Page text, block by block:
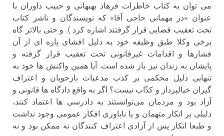
می توان به کتاب خاطرات فرهاد بهبهانی و حبیب داوران با
عنوان «در مهمانی حاجی آقا» که نویسندگان و ناشر کتاب
تحت تعقیب قضایی قرار گرفتند اشاره کرد ). و حتی بالاتر گاه
برخی وکلا طبق وظیفه خود به دلیل افشای پاره ای از آن
فشارها و اقدامات غیرقانونی تحت تعقیب قرار گرفته و
پایشان به زندان نیز باز شده است. آیا همین واکنش ها خود به
تنهایی دلیل محکمی بر کذب مدعیات بازجویان و اعتراف
گیران خیالپرداز و کذّاب نیست؟ اگر به واقع دادگاه ها قانونی و
آزاد بود و مردمان می‌توانستند به دادرسی ها اعتماد کنند،
دلیلی بر انکار متهمان و یا ناباوری افکار عمومی وجود نداشت
و طبعا انکار پس از آزادی اعتراف کنندگان نه ممکن بود و نه